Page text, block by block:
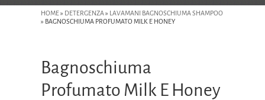
HOME» DETERGENZA»
LAVAMANI BAGNOSCHIUMA SHAMPOO
» BAGNOSCHIUMA PROFUMATO MILK E HONEY
Bagnoschiuma
Profumato Milk E Honey